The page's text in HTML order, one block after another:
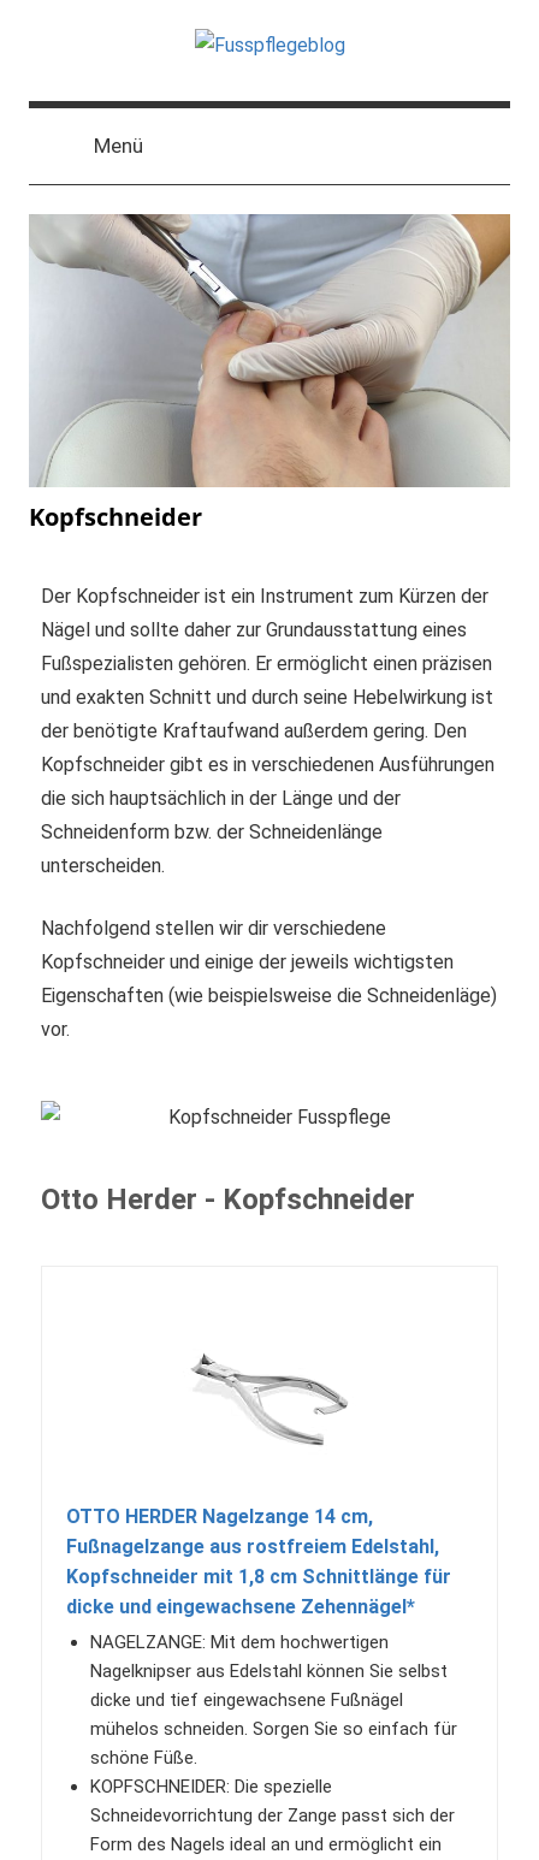
Podologie
Menü
Kopfschneider
Der Kopfschneider ist ein Instrument zum Kürzen der
Nägel und sollte daher zur Grundausstattung eines
Fußspezialisten gehören. Er ermöglicht einen präzisen
und exakten Schnitt und durch seine Hebelwirkung ist
der benötigte Kraftaufwand außerdem gering. Den
Kopfschneider gibt es in verschiedenen Ausführungen
die sich hauptsächlich in der Länge und der
Schneidenform bzw. der Schneidenlänge
unterscheiden.
Nachfolgend stellen wir dir verschiedene
Kopfschneider und einige der jeweils wichtigsten
Eigenschaften (wie beispielsweise die Schneidenläge)
vor.
Otto Herder - Kopfschneider
OTTO HERDER Nagelzange 14 cm,
Fußnagelzange aus rostfreiem Edelstahl,
Kopfschneider mit 1,8 cm Schnittlänge für
dicke und eingewachsene Zehennägel*
NAGELZANGE: Mit dem hochwertigen
Nagelknipser aus Edelstahl können Sie selbst
dicke und tief eingewachsene Fußnägel
mühelos schneiden. Sorgen Sie so einfach für
schöne Füße.
KOPFSCHNEIDER: Die spezielle
Schneidevorrichtung der Zange passt sich der
Form des Nagels ideal an und ermöglicht ein